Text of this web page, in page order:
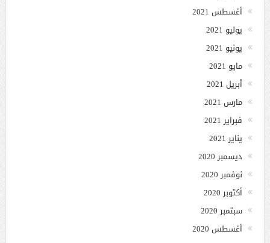
أغسطس 2021
يوليو 2021
يونيو 2021
مايو 2021
أبريل 2021
مارس 2021
فبراير 2021
يناير 2021
ديسمبر 2020
نوفمبر 2020
أكتوبر 2020
سبتمبر 2020
أغسطس 2020